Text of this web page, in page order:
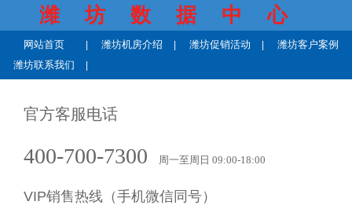
潍坊数据中心
网站首页 潍坊机房介绍 潍坊促销活动
潍坊客户案例
潍坊联系我们
官方客服电话
400-700-7300 周一至周日 09:00-18:00
VIP销售热线（手机微信同号）